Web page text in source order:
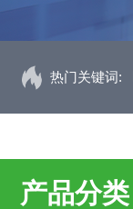
热门关键词:
产品分类